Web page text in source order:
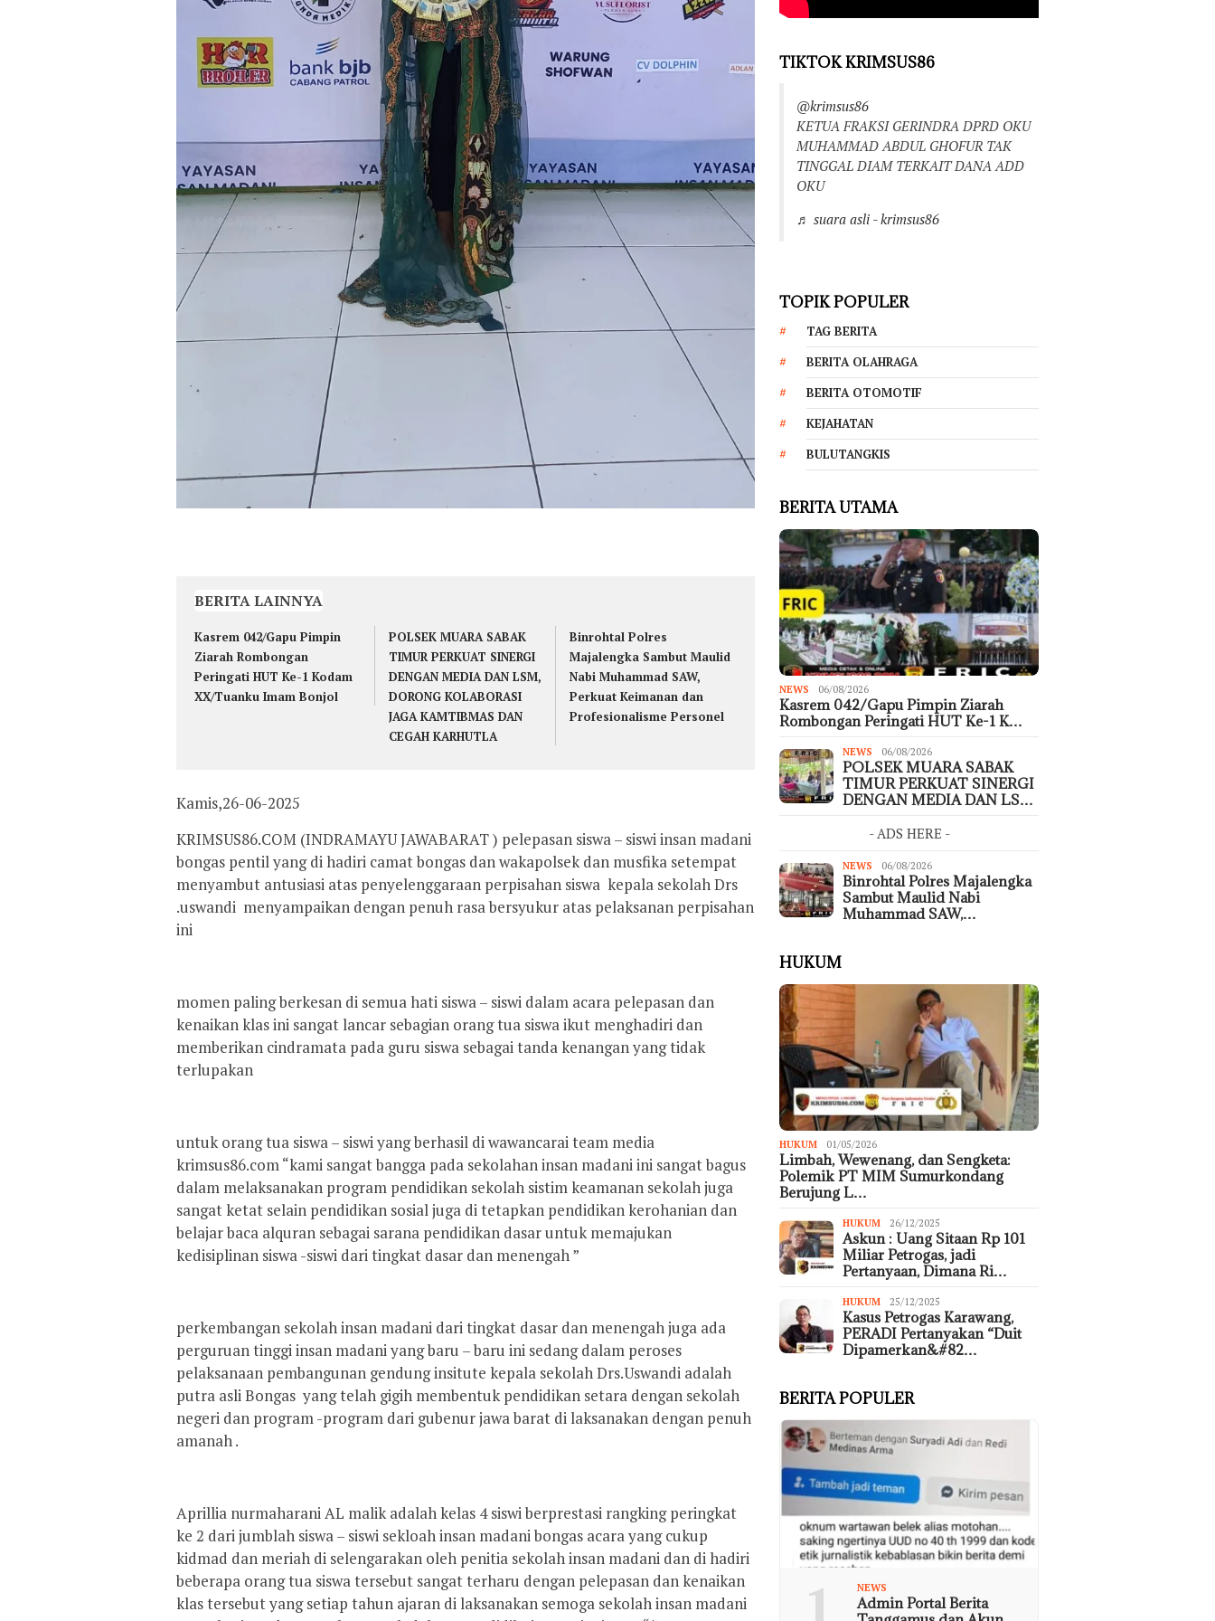
BERITA LAINNYA
Kasrem 042/Gapu Pimpin
Ziarah Rombongan
Peringati HUT Ke-1 Kodam
XX/Tuanku Imam Bonjol
POLSEK MUARA SABAK
TIMUR PERKUAT SINERGI
DENGAN MEDIA DAN LSM,
DORONG KOLABORASI
JAGA KAMTIBMAS DAN
CEGAH KARHUTLA
Binrohtal Polres
Majalengka Sambut Maulid
Nabi Muhammad SAW,
Perkuat Keimanan dan
Profesionalisme Personel
Kamis,26-06-2025
KRIMSUS86.COM (INDRAMAYU JAWABARAT ) pelepasan siswa – siswi insan madani
bongas pentil yang di hadiri camat bongas dan wakapolsek dan musfika setempat
menyambut antusiasi atas penyelenggaraan perpisahan siswa kepala sekolah Drs
.uswandi menyampaikan dengan penuh rasa bersyukur atas pelaksanan perpisahan
ini
momen paling berkesan di semua hati siswa – siswi dalam acara pelepasan dan
kenaikan klas ini sangat lancar sebagian orang tua siswa ikut menghadiri dan
memberikan cindramata pada guru siswa sebagai tanda kenangan yang tidak
terlupakan
untuk orang tua siswa – siswi yang berhasil di wawancarai team media
krimsus86.com “kami sangat bangga pada sekolahan insan madani ini sangat bagus
dalam melaksanakan program pendidikan sekolah sistim keamanan sekolah juga
sangat ketat selain pendidikan sosial juga di tetapkan pendidikan kerohanian dan
belajar baca alquran sebagai sarana pendidikan dasar untuk memajukan
kedisiplinan siswa -siswi dari tingkat dasar dan menengah ”
perkembangan sekolah insan madani dari tingkat dasar dan menengah juga ada
perguruan tinggi insan madani yang baru – baru ini sedang dalam peroses
pelaksanaan pembangunan gendung insitute kepala sekolah Drs.Uswandi adalah
putra asli Bongas yang telah gigih membentuk pendidikan setara dengan sekolah
negeri dan program -program dari gubenur jawa barat di laksanakan dengan penuh
amanah .
Aprillia nurmaharani AL malik adalah kelas 4 siswi berprestasi rangking peringkat
ke 2 dari jumblah siswa – siswi sekloah insan madani bongas acara yang cukup
kidmad dan meriah di selengarakan oleh penitia sekolah insan madani dan di hadiri
beberapa orang tua siswa tersebut sangat terharu dengan pelepasan dan kenaikan
klas tersebut yang setiap tahun ajaran di laksanakan semoga sekolah insan madani
TIKTOK KRIMSUS86
@krimsus86
KETUA FRAKSI GERINDRA DPRD OKU
MUHAMMAD ABDUL GHOFUR TAK
TINGGAL DIAM TERKAIT DANA ADD
OKU
♬ suara asli - krimsus86
TOPIK POPULER
TAG BERITA
BERITA OLAHRAGA
BERITA OTOMOTIF
KEJAHATAN
BULUTANGKIS
BERITA UTAMA
NEWS 06/08/2026
Kasrem 042/Gapu Pimpin Ziarah
Rombongan Peringati HUT Ke-1 K…
NEWS 06/08/2026
POLSEK MUARA SABAK
TIMUR PERKUAT SINERGI
DENGAN MEDIA DAN LS…
- ADS HERE -
NEWS 06/08/2026
Binrohtal Polres Majalengka
Sambut Maulid Nabi
Muhammad SAW,…
HUKUM
HUKUM 01/05/2026
Limbah, Wewenang, dan Sengketa:
Polemik PT MIM Sumurkondang
Berujung L…
HUKUM 26/12/2025
Askun : Uang Sitaan Rp 101
Miliar Petrogas, jadi
Pertanyaan, Dimana Ri…
HUKUM 25/12/2025
Kasus Petrogas Karawang,
PERADI Pertanyakan “Duit
Dipamerkan&#82…
BERITA POPULER
NEWS
Admin Portal Berita